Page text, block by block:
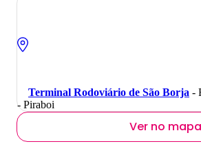
Terminal Rodoviário de São Borja -
- Piraboi
Ver no mapa